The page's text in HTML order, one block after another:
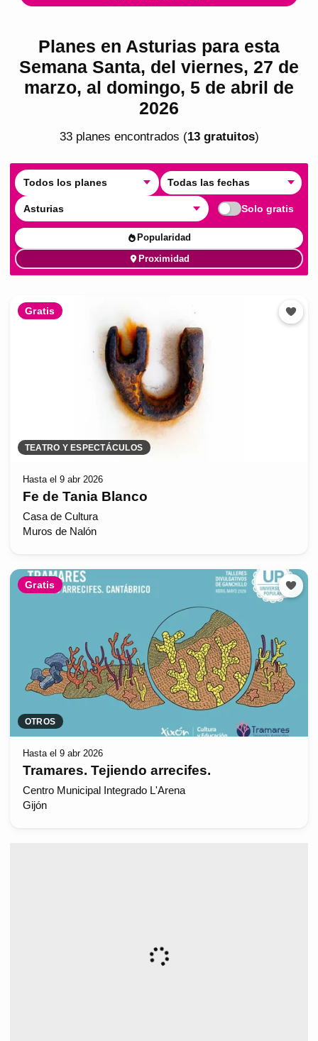
Planes en Asturias para esta
Semana Santa, del viernes, 27 de
marzo, al domingo, 5 de abril de
2026
33planes encontrados (13gratuitos)
Todos los planes Todas las fechas
Asturias Solo gratis
Popularidad
Proximidad
Gratis
TEATRO Y ESPECTÁCULOS
Hasta el 9 abr 2026
Fe de Tania Blanco
Casa de Cultura
Muros de Nalón
Gratis
OTROS
Hasta el 9 abr 2026
Tramares. Tejiendo arrecifes.
Centro Municipal Integrado L'Arena
Gijón